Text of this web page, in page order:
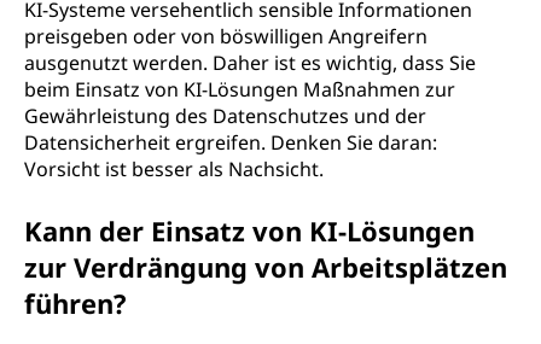
KI-Systeme versehentlich sensible Informationen
preisgeben oder von böswilligen Angreifern
ausgenutzt werden. Daher ist es wichtig, dass Sie
beim Einsatz von KI-Lösungen Maßnahmen zur
Gewährleistung des Datenschutzes und der
Datensicherheit ergreifen. Denken Sie daran:
Vorsicht ist besser als Nachsicht.
Kann der Einsatz von KI-Lösungen
zur Verdrängung von Arbeitsplätzen
führen?